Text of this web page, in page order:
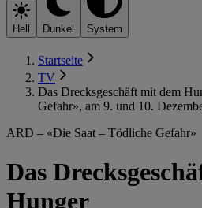
Hell Dunkel System
Startseite
TV
Das Drecksgeschäft mit dem
Gefahr», am 9. und 10.
ARD – «Die Saat – Tödliche Gefahr»
Das
Hunger